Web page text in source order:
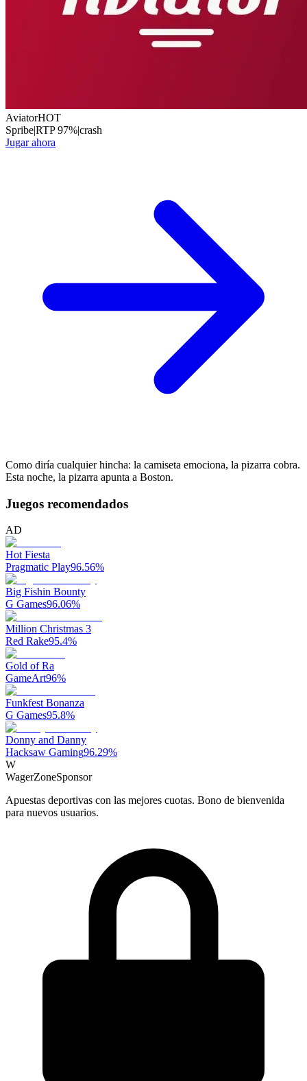
AviatorHOT
Spribe|RTP97%|crash
Jugar ahora
Como diría cualquier hincha: la camiseta emociona, la pizarra cobra.
Esta noche, la pizarra apunta a Boston.
Juegos recomendados
AD
Hot Fiesta
Pragmatic Play96.56%
Big Fishin Bounty
G Games96.06%
Million Christmas 3
Red Rake95.4%
Gold of Ra
GameArt96%
Funkfest Bonanza
G Games95.8%
Donny and Danny
Hacksaw Gaming96.29%
W
WagerZoneSponsor
Apuestas deportivas con las mejores cuotas. Bono de bienvenida
para nuevos usuarios.